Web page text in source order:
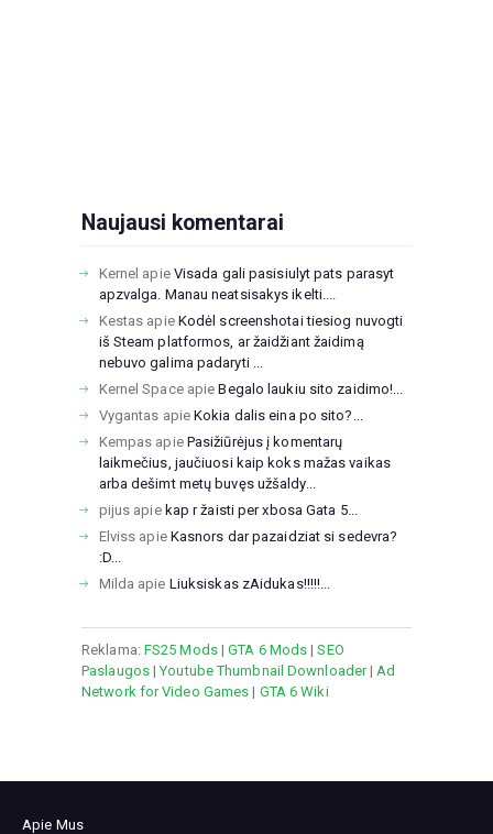
Naujausi komentarai
Kernel apie Visada gali pasisiulyt pats parasyt
apzvalga. Manau neatsisakys ikelti....
Kestas apie Kodėl screenshotai tiesiog nuvogti
iš Steam platformos, ar žaidžiant žaidimą
nebuvo galima padaryti ...
Kernel SpaceapieBegalo laukiu sito zaidimo!...
Vygantas apieKokia dalis eina po sito?...
Kempas apie Pasižiūrėjus į komentarų
laikmečius, jaučiuosi kaip koks mažas vaikas
arba dešimt metų buvęs užšaldy...
pijus apie kap r žaisti per xbosa Gata 5...
Elviss apie Kasnors dar pazaidziat si sedevra?
:D...
Milda apie Liuksiskas zAidukas!!!!!...
Reklama: FS25 Mods|GTA 6 Mods |SEO
Paslaugos|Youtube Thumbnail Downloader| Ad
Network for Video Games | GTA 6 Wiki
Apie Mus